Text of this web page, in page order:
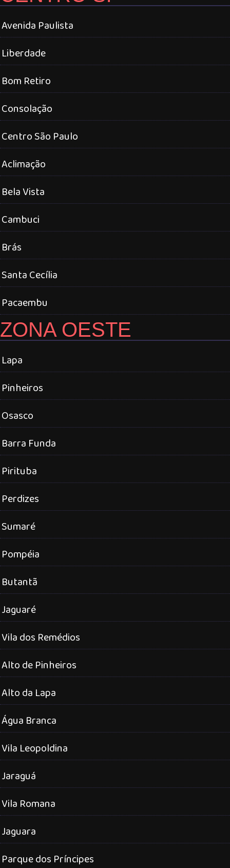
Avenida Paulista
Liberdade
Bom Retiro
Consolação
Centro São Paulo
Aclimação
Bela Vista
Cambuci
Brás
Santa Cecília
Pacaembu
ZONA OESTE
Lapa
Pinheiros
Osasco
Barra Funda
Pirituba
Perdizes
Sumaré
Pompéia
Butantã
Jaguaré
Vila dos Remédios
Alto de Pinheiros
Alto da Lapa
Água Branca
Vila Leopoldina
Jaraguá
Vila Romana
Jaguara
Parque dos Príncipes